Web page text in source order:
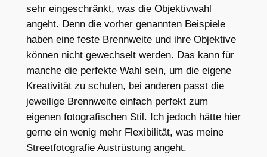
sehr eingeschränkt, was die Objektivwahl
angeht. Denn die vorher genannten Beispiele
haben eine feste Brennweite und ihre Objektive
können nicht gewechselt werden. Das kann für
manche die perfekte Wahl sein, um die eigene
Kreativität zu schulen, bei anderen passt die
jeweilige Brennweite einfach perfekt zum
eigenen fotografischen Stil. Ich jedoch hätte hier
gerne ein wenig mehr Flexibilität, was meine
Streetfotografie Austrüstung angeht.